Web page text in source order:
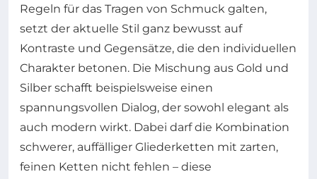
Regeln für das Tragen von Schmuck galten,
setzt der aktuelle Stil ganz bewusst auf
Kontraste und Gegensätze, die den individuellen
Charakter betonen. Die Mischung aus Gold und
Silber schafft beispielsweise einen
spannungsvollen Dialog, der sowohl elegant als
auch modern wirkt. Dabei darf die Kombination
schwerer, auffälliger Gliederketten mit zarten,
feinen Ketten nicht fehlen – diese